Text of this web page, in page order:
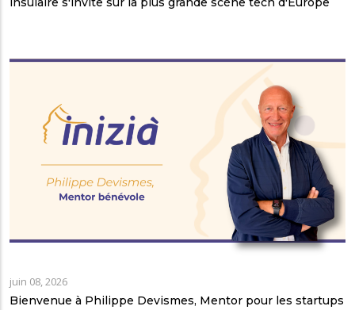
juin 08, 2026
Bienvenue à Philippe Devismes, Mentor pour les startups